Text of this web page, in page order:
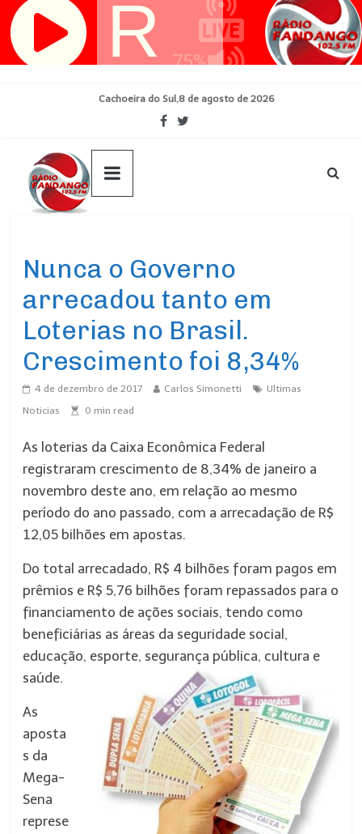
Pular
para
Cachoeira do Sul,8 de agosto de 2026
Nunca o Governo
arrecadou tanto em
Loterias no Brasil.
Crescimento foi 8,34%
4 de dezembro de 2017 Carlos Simonetti
Ultimas
Noticias
0 min read
As loterias da Caixa Econômica Federal
registraram crescimento de 8,34% de janeiro a
novembro deste ano, em relação ao mesmo
período do ano passado, com a arrecadação de R$
12,05 bilhões em apostas.
Do total arrecadado, R$ 4 bilhões foram pagos em
prêmios e R$ 5,76 bilhões foram repassados para o
financiamento de ações sociais, tendo como
beneficiárias as áreas da seguridade social,
educação, esporte, segurança pública, cultura e
saúde.
As
aposta
s da
Mega-
Sena
represe